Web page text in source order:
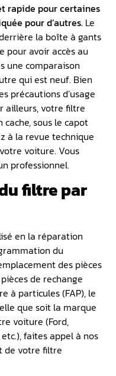
rapide pour certaines
pour d’autres. Le
la boîte à gants
pour avoir accès au
une comparaison
qui est neuf. Bien
précautions d’usage
ailleurs, votre filtre
sous le capot
à la revue technique
voiture. Vous
professionnel.
filtre par
en la réparation
du
des pièces
de rechange
à particules (FAP), le
que soit la marque
voiture (Ford,
etc.), faites appel à nos
de votre filtre